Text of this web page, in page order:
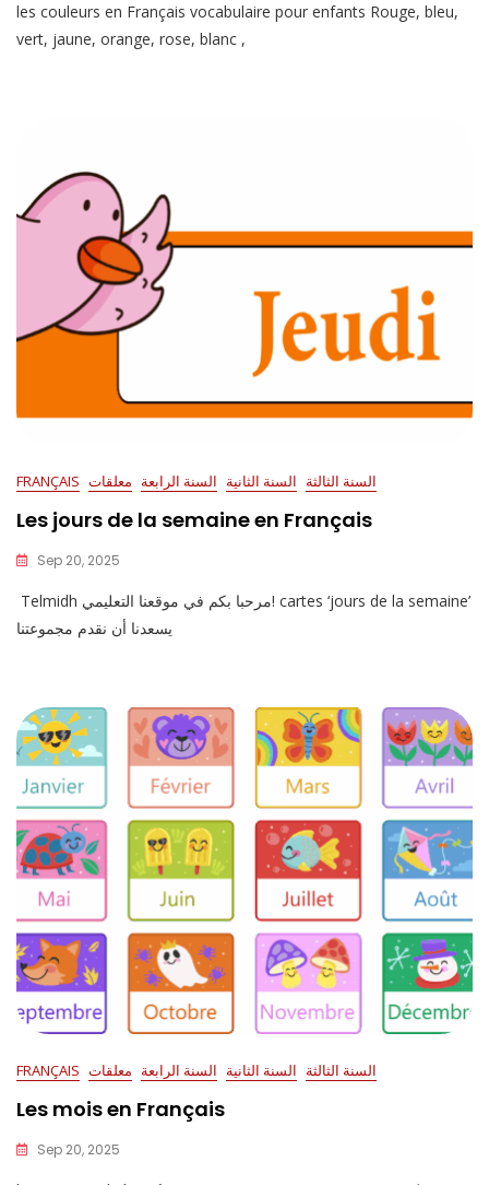
les couleurs en Français vocabulaire pour enfants Rouge, bleu,
vert, jaune, orange, rose, blanc ,
FRANÇAIS السنة الثالثة السنة الثانية السنة الرابعة معلقات
Les jours de la semaine en Français
Sep 20, 2025
Telmidh مرحبا بكم في موقعنا التعليمي! cartes ‘jours de la semaine’
يسعدنا أن نقدم مجموعتنا
FRANÇAIS السنة الثالثة السنة الثانية السنة الرابعة معلقات
Les mois en Français
Sep 20, 2025